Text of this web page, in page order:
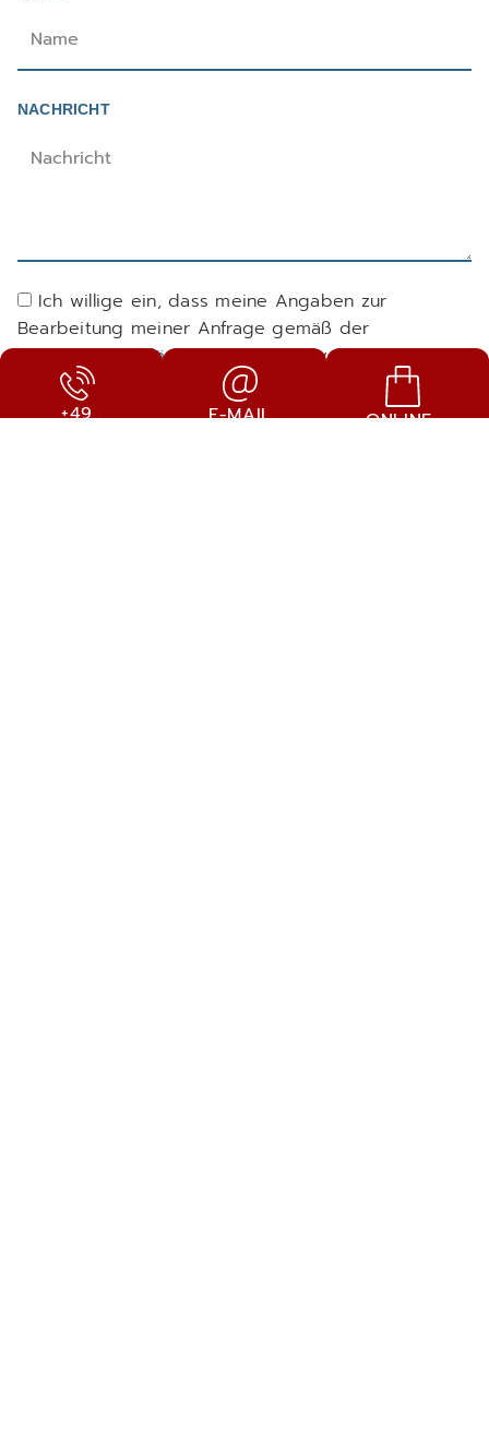
NACHRICHT
Ich willige ein, dass meine Angaben zur
Bearbeitung meiner Anfrage gemäß der
Datenschutzerklärungverarbeitet werden.
JETZT REGISTRIEREN
+49
E-MAIL
ONLINE-